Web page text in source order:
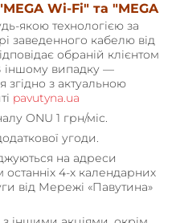
Wi-Fi" та "MEGA
якою технологією за
заведенного кабелю від
обраній клієнтом
іншому випадку —
згідно з актуальною
pavutyna.ua
ONU 1 грн/міс.
угоди.
на адреси
4-х календарних
від Мережі «Павутина»